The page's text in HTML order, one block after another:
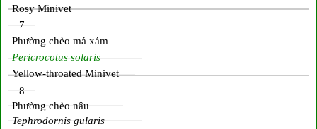
Rosy Minivet
7
Phường chèo má xám
Pericrocotus solaris
Yellow-throated Minivet
8
Phường chèo nâu
Tephrodornis gularis